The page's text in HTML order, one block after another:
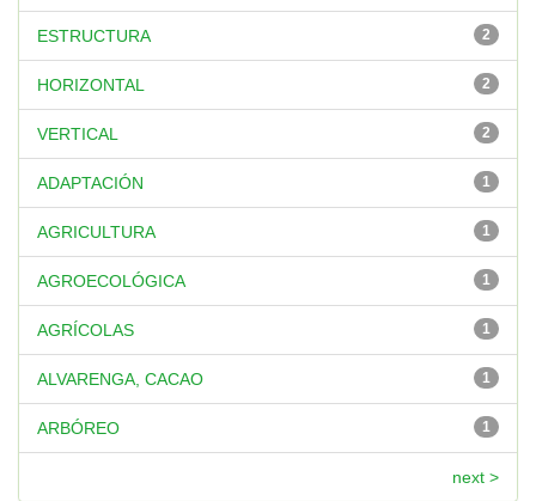
2
ESTRUCTURA
2
HORIZONTAL
2
VERTICAL
1
ADAPTACIÓN
1
AGRICULTURA
1
AGROECOLÓGICA
1
AGRÍCOLAS
1
ALVARENGA, CACAO
1
ARBÓREO
next >